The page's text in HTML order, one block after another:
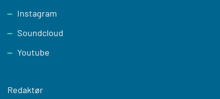
Instagram
Soundcloud
Youtube
Redaktør